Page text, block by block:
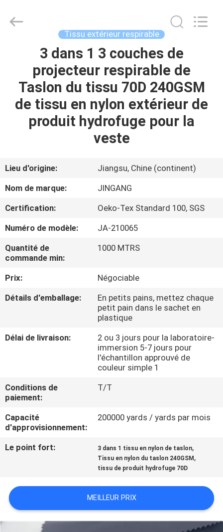
MAISON
PRODUITS
SUJET
NOUS
D'USINE
CONTRÔLE
DE
QUALITÉ
NOUS
CAS
COMPANY
NEWS
DU
SITE
Textile
Co.,Ltd.
Tissu extérieur respirable
3 dans 1 3 couches de
projecteur respirable de
Taslon du tissu 70D 240GSM
de tissu en nylon extérieur de
produit hydrofuge pour la
veste
Lieu d'origine:
Jiangsu, Chine (continent)
Nom de marque:
JINGANG
Certification:
Oeko-Tex Standard 100, SGS
Numéro de modèle:
JA-210065
Quantité de
commande min:
1000 MTRS
Prix:
Négociable
Détails d'emballage:
En petits pains, mettez chaque
petit pain dans le sachet en
plastique
Délai de livraison:
2 ou 3 jours pour la laboratoire-
immersion 5-7 jours pour
l'échantillon approuvé de
couleur simple 1
Conditions de
paiement:
T/T
Capacité
d'approvisionnement:
200000 yards / yards par mois
Le point fort: 3 dans 1 tissu en nylon de taslon,
Tissu en nylon du taslon 240GSM ,
tissu de produit hydrofuge 70D
MEILLEUR PRIX